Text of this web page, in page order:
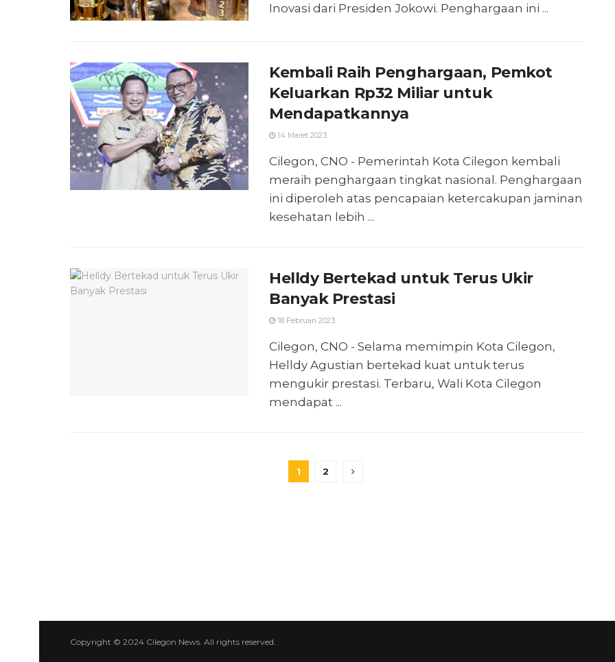
Inovasi dari Presiden Jokowi. Penghargaan ini ...
Kembali Raih Penghargaan, Pemkot
Keluarkan Rp32 Miliar untuk
Mendapatkannya
14 Maret 2023
Cilegon, CNO - Pemerintah Kota Cilegon kembali
meraih penghargaan tingkat nasional. Penghargaan
ini diperoleh atas pencapaian ketercakupan jaminan
kesehatan lebih ...
Helldy Bertekad untuk Terus Ukir
Banyak Prestasi
18 Februari 2023
Cilegon, CNO - Selama memimpin Kota Cilegon,
Helldy Agustian bertekad kuat untuk terus
mengukir prestasi. Terbaru, Wali Kota Cilegon
mendapat ...
1 2
Copyright © 2024 Cilegon News. All rights reserved.